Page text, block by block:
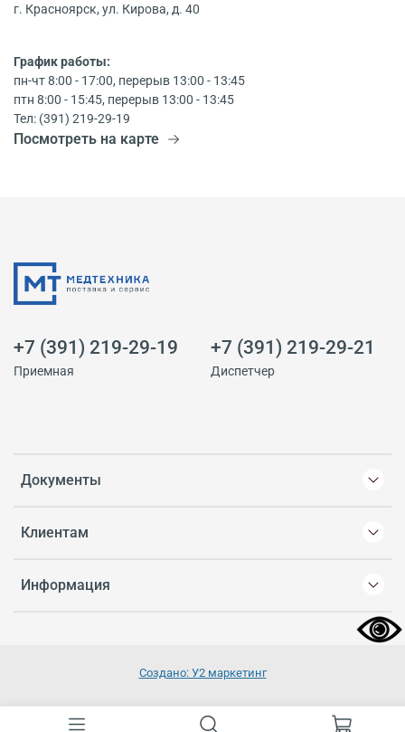
г. Красноярск, ул. Кирова, д. 40
График работы:
пн-чт 8:00 - 17:00, перерыв 13:00 - 13:45
птн 8:00 - 15:45, перерыв 13:00 - 13:45
Тел: (391) 219-29-19
Посмотреть на карте
Документы
Клиентам
Информация
+7 (391) 219-29-19
Приемная
+7 (391) 219-29-21
Диспетчер
Создано: У2 маркетинг